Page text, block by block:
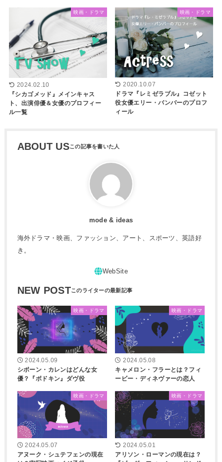
映画・ドラマ
2024.02.10
『シカゴメッド』メインキャス
ト、出演俳優＆女優のプロフィー
ル一覧
映画・ドラマ
2020.10.07
ドラマ『レミゼラブル』コゼット
役女優エリー・バンバーのプロフ
ィール
ABOUT US
mode & ideas
海外ドラマ・映画、ファッション、アート、スポーツ、英語好
き。
NEW POST
映画・ドラマ
2024.05.09
シボーン・カレンはどんな女
優？『ボドキン』ダヴ役
映画・ドラマ
2024.05.08
キャメロン・フラーとは？フィ
ービー・ディネヴァーの恋人
映画・ドラマ
2024.05.07
アヌーク・シュテフェンの現在
映画・ドラマ
2024.05.01
アリソン・ローマンの現在は？